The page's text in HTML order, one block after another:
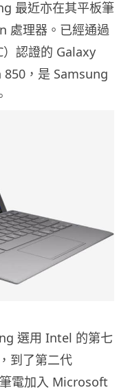
最近亦在其平板筆
處理器。已經通過
）認證的 Galaxy
，是 Samsung
選用 Intel 的第七
到了第二代
電加入 Microsoft